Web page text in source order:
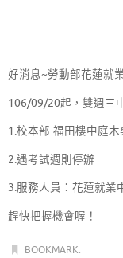
好消息~勞動部花蓮就
106/09/20起，雙週三
1.校本部-福田樓中庭木
2.遇考試週則停辦
3.服務人員：花蓮就業
趕快把握機會喔！
BOOKMARK.